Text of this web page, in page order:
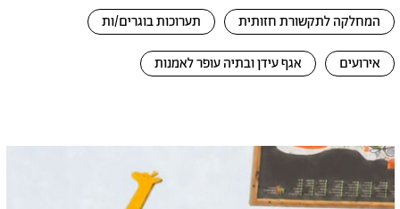
המחלקה לתקשורת חזותית תערוכות בוגרים/ות
אירועים אגף עידן ובתיה עופר לאמנות